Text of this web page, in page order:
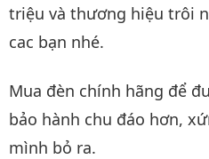
triệu và thương hiệu trôi
cac bạn nhé.
Mua đèn chính hãng để
bảo hành chu đáo hơn,
mình bỏ ra.